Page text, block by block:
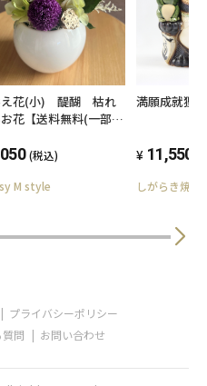
え花(小) 醍醐 枯れ
花【送料無料(一部地
(税込)
M style
満願成就狸
11,550
しがらき焼
プライバシーポリシー
問 お問い合わせ